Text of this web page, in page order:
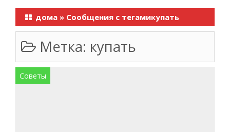
дома » Сообщения с тегамикупать
Метка: купать
Советы